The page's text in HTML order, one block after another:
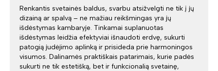
Renkantis svetainės baldus, svarbu atsižvelgti ne tik į jų
dizainą ar spalvą – ne mažiau reikšmingas yra jų
išdėstymas kambaryje. Tinkamai suplanuotas
išdėstymas leidžia efektyviai išnaudoti erdvę, sukurti
patogią judėjimo aplinką ir prisideda prie harmoningos
visumos. Dalinamės praktiškais patarimais, kurie padės
sukurti ne tik estetišką, bet ir funkcionalią svetainę,